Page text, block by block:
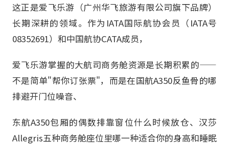
这正是爱飞乐游（广州华飞旅游有限公司旗下品牌）
长期深耕的领域。作为IATA国际航协会员（IATA号
08352691）和中国航协CATA成员，
爱飞乐游掌握的大航司商务舱资源是长期积累的——
不是简单"帮你订张票"，而是在国航A350反鱼骨的哪
排避开门位噪音、
东航A350包厢的偶数排靠窗位什么时候放仓、汉莎
Allegris五种商务舱座位里哪一种适合你的身高和睡眠